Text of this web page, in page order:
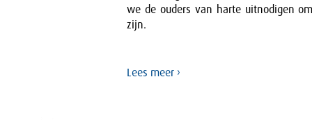
we de ouders van harte uitnodigen
zijn.
Lees meer ›